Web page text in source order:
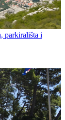
parkirališta i